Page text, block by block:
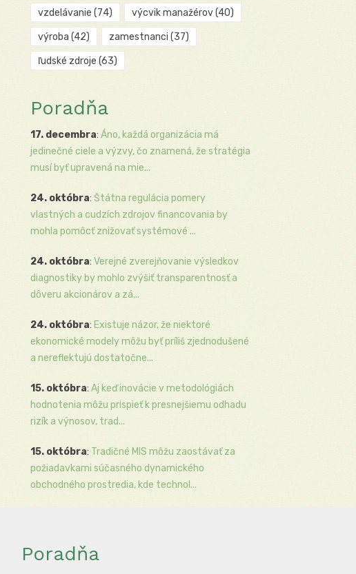
vzdelávanie (74) výcvik manažérov(40)
výroba (42) zamestnanci (37)
ľudské zdroje (63)
Poradňa
17. decembra: Áno, každá organizácia má
jedinečné ciele a výzvy, čo znamená, že stratégia
musí byť upravená na mie...
24. októbra: Štátna regulácia pomery
vlastných a cudzích zdrojov financovania by
mohla pomôcť znižovať systémové ...
24. októbra: Verejné zverejňovanie výsledkov
diagnostiky by mohlo zvýšiť transparentnosť a
dôveru akcionárov a zá...
24. októbra: Existuje názor, že niektoré
ekonomické modely môžu byť príliš zjednodušené
a nereflektujú dostatočne...
15. októbra: Aj keď inovácie v metodológiách
hodnotenia môžu prispieť k presnejšiemu odhadu
rizík a výnosov, trad...
15. októbra: Tradičné MIS môžu zaostávať za
požiadavkami súčasného dynamického
obchodného prostredia, kde technol...
Poradňa